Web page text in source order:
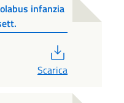
infanzia
Scarica